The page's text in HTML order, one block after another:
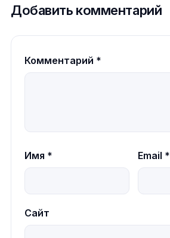
Добавить комментарий
Комментарий *
Имя * Email *
Сайт